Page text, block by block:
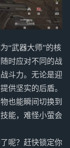
“武器大师”的核
时应对不同的战
斗力。无论是迎
供坚实的后盾。
也能瞬间切换到
能，难怪小萤会
呢？赶快锁定你